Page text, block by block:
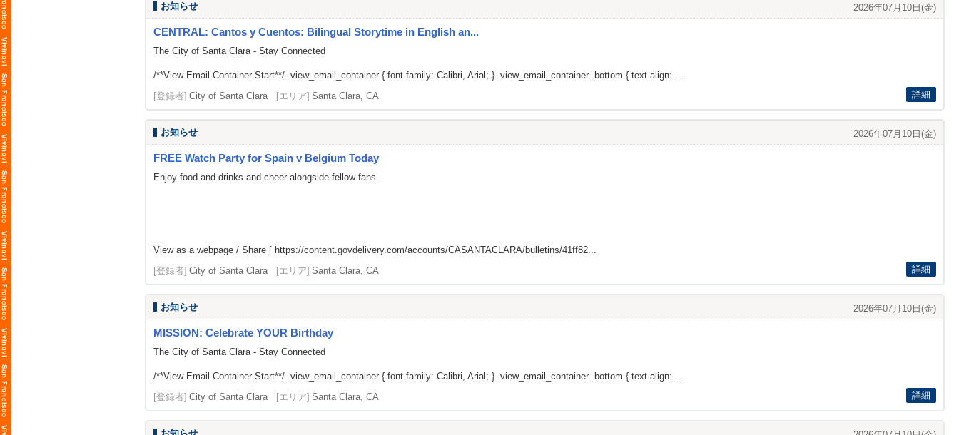
お知らせ 2026年07月10日(金)
CENTRAL: Cantos y Cuentos: Bilingual Storytime in English an...
The City of Santa Clara - Stay Connected
/**View Email Container Start**/ .view_email_container { font-family: Calibri, Arial; } .view_email_container .bottom { text-align: ...
[登録者] City of Santa Clara [エリア] Santa Clara, CA 詳細
お知らせ 2026年07月10日(金)
FREE Watch Party for Spain v Belgium Today
Enjoy food and drinks and cheer alongside fellow fans.
View as a webpage / Share [ https://content.govdelivery.com/accounts/CASANTACLARA/bulletins/41ff82...
[登録者] City of Santa Clara [エリア] Santa Clara, CA 詳細
お知らせ 2026年07月10日(金)
MISSION: Celebrate YOUR Birthday
The City of Santa Clara - Stay Connected
/**View Email Container Start**/ .view_email_container { font-family: Calibri, Arial; } .view_email_container .bottom { text-align: ...
[登録者] City of Santa Clara [エリア] Santa Clara, CA 詳細